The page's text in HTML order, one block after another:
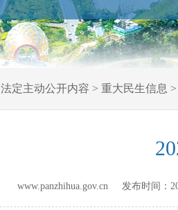
法定主动公开内容 > 重大民生信息
www.panzhihua.gov.cn 发布时间：